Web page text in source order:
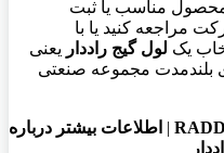
محصول مناسب یا ثبت
کنید یا با
یک لول گیج راددار یعنی
بلندمدت مجموعه صنعتی
| اطلاعات بیشتر درباره